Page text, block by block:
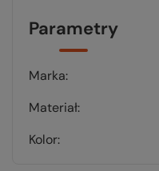
Parametry
Marka
Materiał
Kolor